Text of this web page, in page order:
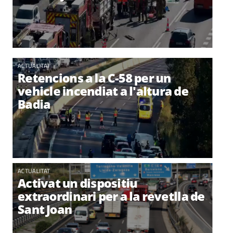
ACTUALITAT
Retencions a la C-58 per un
vehicle incendiat a l'altura de
Badia
ACTUALITAT
Activat un dispositiu
extraordinari per a la revetlla de
Sant Joan